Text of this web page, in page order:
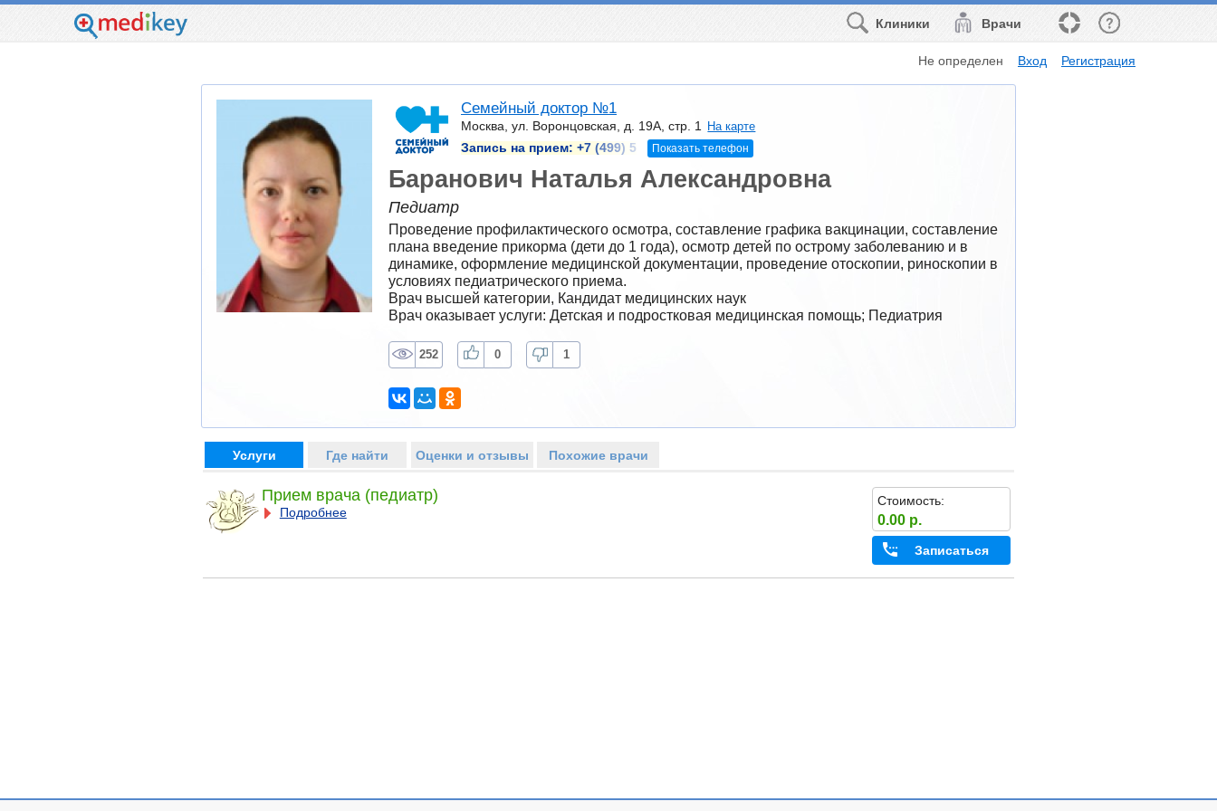
Врачи
Клиники
Не определен Вход Регистрация
Семейный доктор №1
Москва, ул. Воронцовская, д. 19А, стр. 1
На карте
Запись на прием: +7 (499) 5 Показать телефон
Баранович Наталья Александровна
Педиатр
Проведение профилактического осмотра, составление графика вакцинации, составление
плана введение прикорма (дети до 1 года), осмотр детей по острому заболеванию и в
динамике, оформление медицинской документации, проведение отоскопии, риноскопии в
условиях педиатрического приема.
Врач высшей категории, Кандидат медицинских наук
Врач оказывает услуги: Детская и подростковая медицинская помощь; Педиатрия
252 0 1
Услуги Где найти Оценки и отзывы Похожие врачи
Прием врача (педиатр)
Подробнее
Стоимость:
0.00 р.
Записаться